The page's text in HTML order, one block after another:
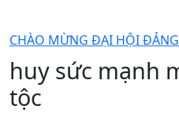
CHÀO MỪNG ĐẠI HỘI
huy sức mạnh
tộc